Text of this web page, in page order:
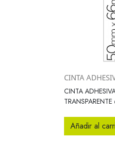
CINTA
CINTA
Añadir al